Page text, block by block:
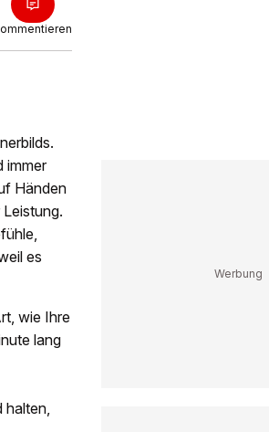
immer
Händen
es
wie Ihre
lang
halten,